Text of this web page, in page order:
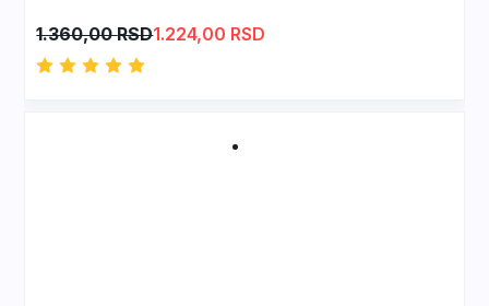
1.360,00RSD
Original
price
was:
1.224,00 RSD
Current
price
is: